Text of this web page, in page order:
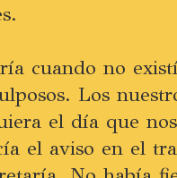
cuando no
Los
el día que
el aviso en el